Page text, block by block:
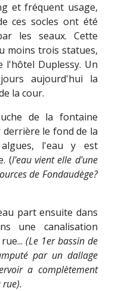
et fréquent usage,
ces socles ont été
les seaux. Cette
moins trois statues,
l'hôtel Duplessy. Un
aujourd'hui la
la cour.
de la fontaine
le fond de la
l'eau y est
(l'eau vient elle d'une
de Fondaudège?
part ensuite dans
une canalisation
(Le 1er bassin de
par un dallage
a complètement